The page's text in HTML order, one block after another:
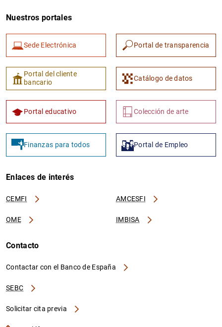
Nuestros portales
Sede Electrónica Portal de transparencia
Portal del cliente
bancario
Catálogo de datos
Portal educativo Colección de arte
Finanzas para todos Portal de Empleo
Enlaces de interés
CEMFI AMCESFI
OME IMBISA
Contacto
Contactar con el Banco de España
SEBC
Solicitar cita previa